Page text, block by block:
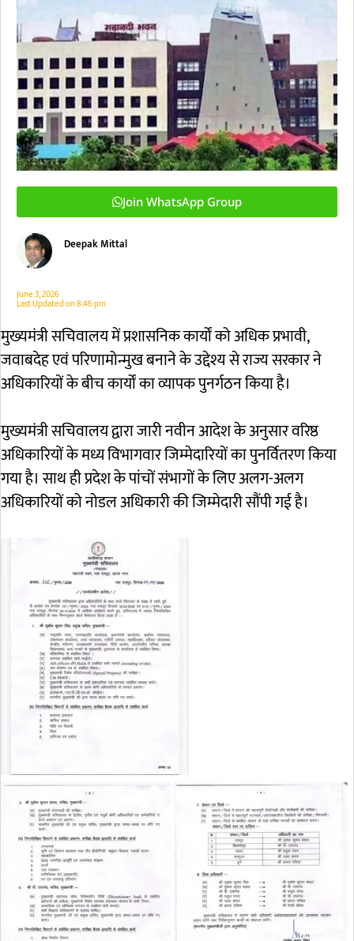
Join WhatsApp Group
Deepak Mittal
June 3, 2026
Last Updated on8:46 pm
मुख्यमंत्री सचिवालय में प्रशासनिक कार्यों को अधिक प्रभावी,
जवाबदेह एवं परिणामोन्मुख बनाने के उद्देश्य से राज्य सरकार ने
अधिकारियों के बीच कार्यों का व्यापक पुनर्गठन किया है।
मुख्यमंत्री सचिवालय द्वारा जारी नवीन आदेश के अनुसार वरिष्ठ
अधिकारियों के मध्य विभागवार जिम्मेदारियों का पुनर्वितरण किया
गया है। साथ ही प्रदेश के पांचों संभागों के लिए अलग-अलग
अधिकारियों को नोडल अधिकारी की जिम्मेदारी सौंपी गई है।